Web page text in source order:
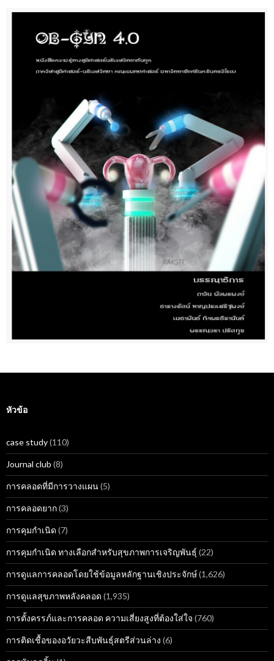
หัวข้อ
case study(110)
Journal club (8)
การคลอดที่มีการวางแผน(5)
การคลอดยาก(3)
การคุมกำเนิด (7)
การคุมกำเนิด ทางเลือกสำหรับสุขภาพการเจริญพันธุ์ (22)
การดูแลการคลอดโดยใช้ข้อมูลหลักฐานเชิงประจักษ์(1,626)
การดูแลสุขภาพหลังคลอด (1,935)
การตั้งครรภ์และการคลอด ความเสี่ยงสูงที่ต้องใส่ใจ (760)
การติดเชื้อของอวัยวะสืบพันธุ์สตรีส่วนล่าง (6)